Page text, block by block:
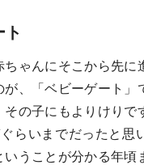
ちゃんにそこから先に
が、「ベビーゲート」
その子にもよりけりで
らいまでだったと思
いうことが分かる年頃